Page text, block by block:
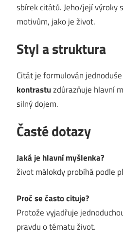
sbírek citátů. Jeho/její výroky
motivům, jako je život.
Styl a struktura
Citát je formulován
kontrastuzdůrazňuje hlavní
silný dojem.
Časté dotazy
Jaká je hlavní myšlenka?
život málokdy probíhá podle
Proč se často cituje?
Protože vyjadřuje
pravdu o tématu život.